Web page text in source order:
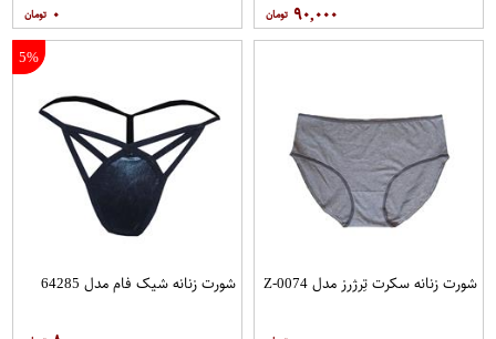
۹۰,۰۰۰ ۰
شورت زنانه سکرت تِرژرز مدل Z-0074
5%
شورت زنانه شیک فام مدل 64285